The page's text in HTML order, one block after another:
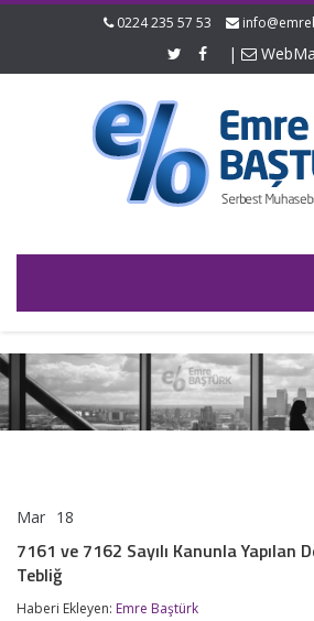
0224 235 57 53
|
Mar 18
7162
Yapılan
7161 ve 7162 Sayılı Kanunla Yapılan
Tebliğ
Haberi Ekleyen: Emre Baştürk